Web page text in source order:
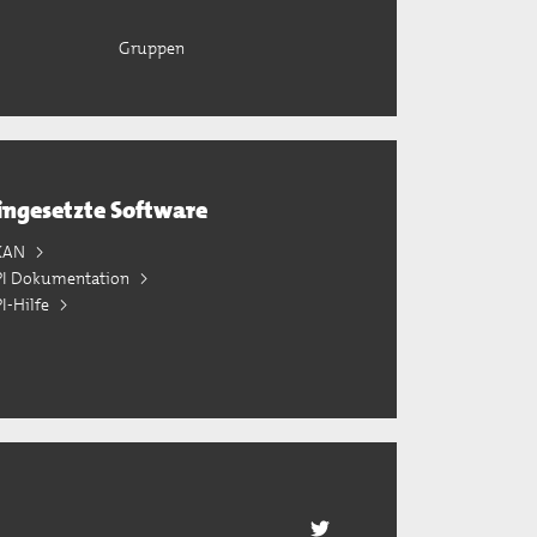
Gruppen
Software
Dokumentation
Hilfe